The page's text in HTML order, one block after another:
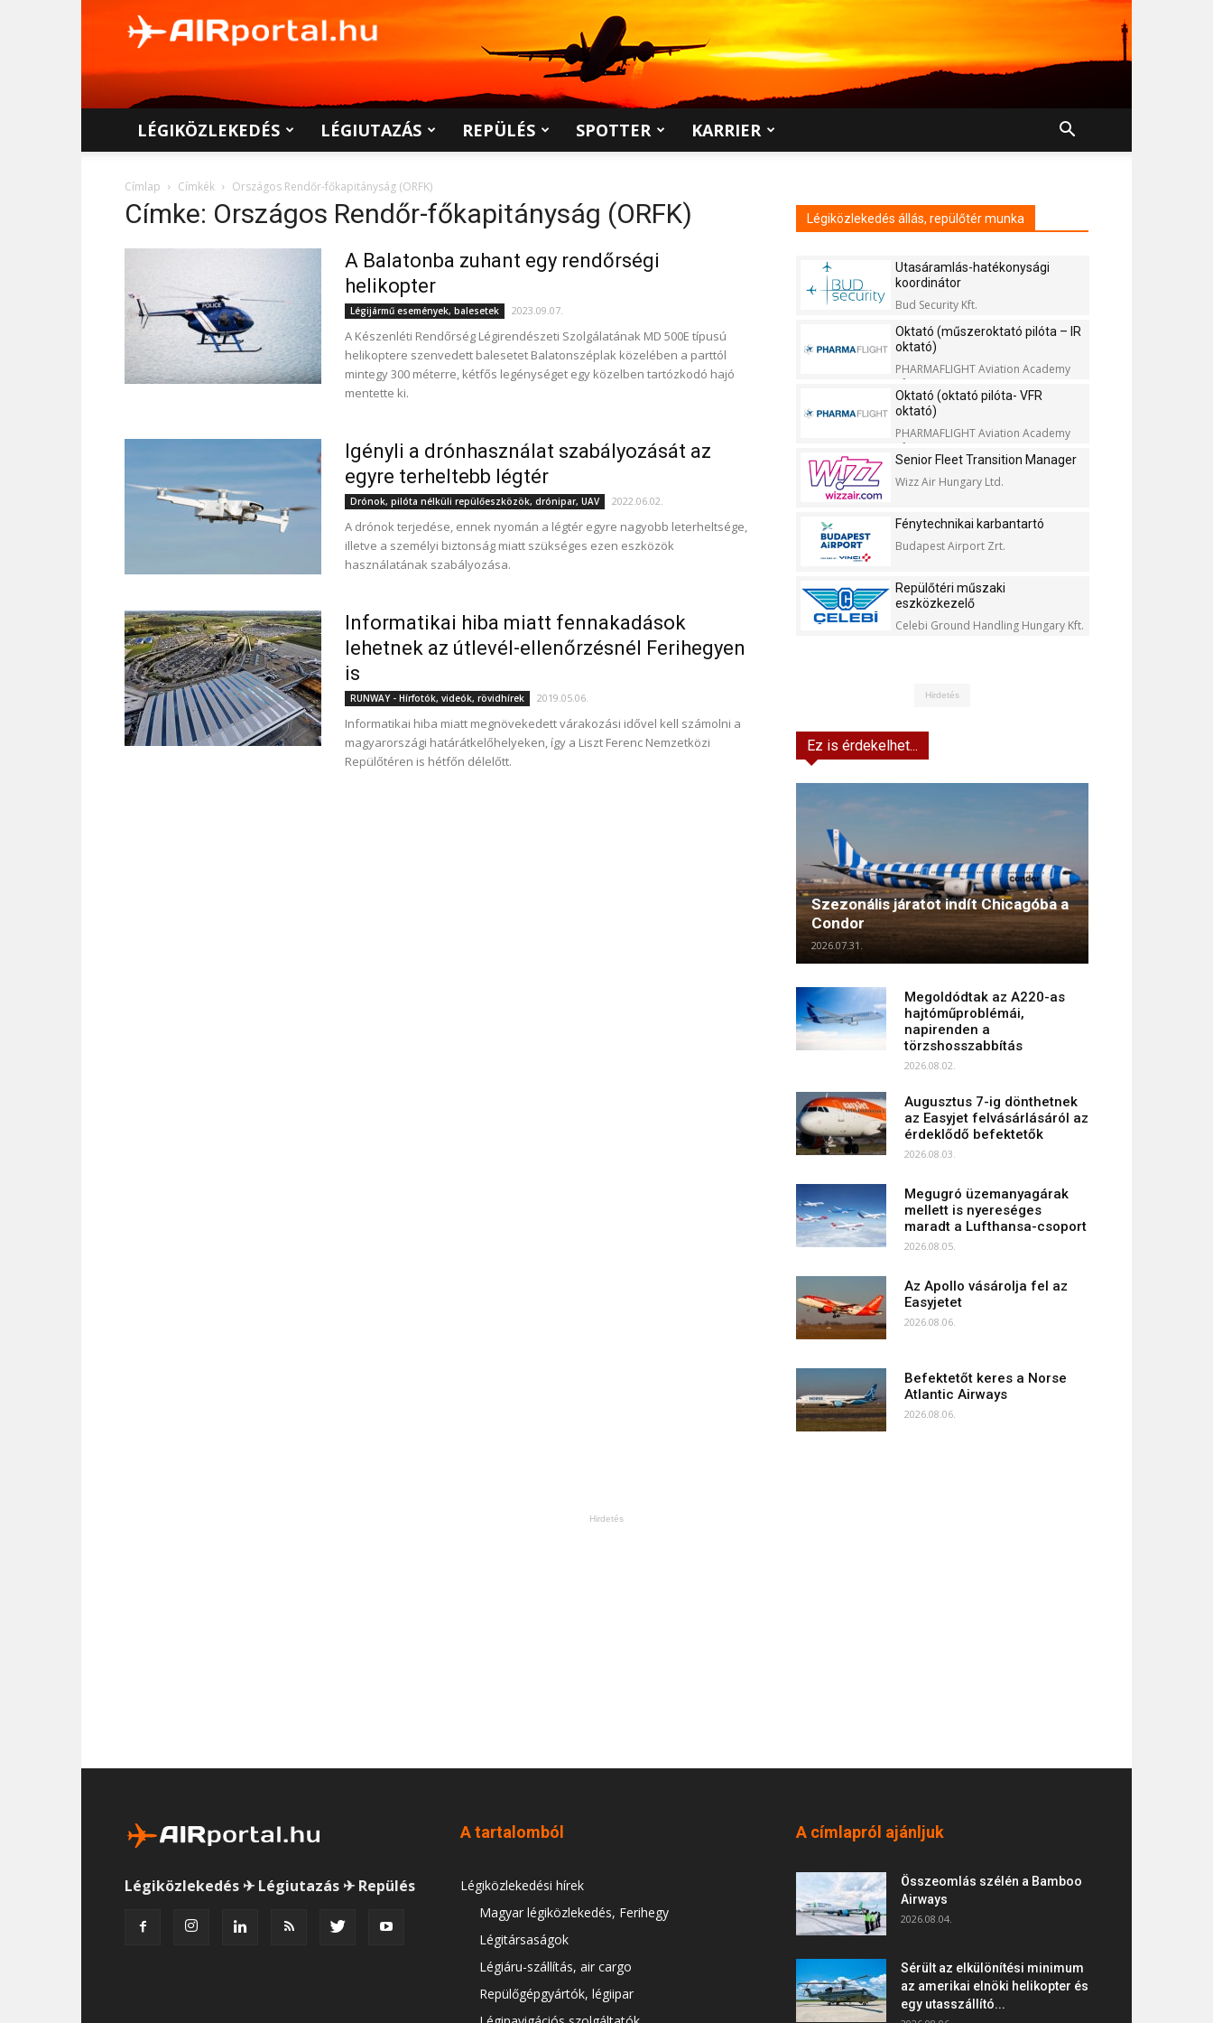
LÉGIKÖZLEKEDÉS LÉGIUTAZÁS REPÜLÉS SPOTTER KARRIER
Címlap Címkék Országos Rendőr-főkapitányság (ORFK)
Címke: Országos Rendőr-főkapitányság (ORFK)
A Balatonba zuhant egy rendőrségi
helikopter
Légijármű események, balesetek 2023.09.07.
A Készenléti Rendőrség Légirendészeti Szolgálatának MD 500E típusú
helikoptere szenvedett balesetet Balatonszéplak közelében a parttól
mintegy 300 méterre, kétfős legénységet egy közelben tartózkodó hajó
mentette ki.
Igényli a drónhasználat szabályozását az
egyre terheltebb légtér
Drónok, pilóta nélküli repülőeszközök, drónipar, UAV 2022.06.02.
A drónok terjedése, ennek nyomán a légtér egyre nagyobb leterheltsége,
illetve a személyi biztonság miatt szükséges ezen eszközök
használatának szabályozása.
Informatikai hiba miatt fennakadások
lehetnek az útlevél-ellenőrzésnél Ferihegyen
is
RUNWAY - Hírfotók, videók, rövidhírek 2019.05.06.
Informatikai hiba miatt megnövekedett várakozási idővel kell számolni a
magyarországi határátkelőhelyeken, így a Liszt Ferenc Nemzetközi
Repülőtéren is hétfőn délelőtt.
Légiközlekedés állás, repülőtér munka
Utasáramlás-hatékonysági
koordinátor
Bud Security Kft.
Oktató (műszeroktató pilóta – IR
oktató)
PHARMAFLIGHT Aviation Academy
Kft.
Oktató (oktató pilóta- VFR
oktató)
PHARMAFLIGHT Aviation Academy
Kft.
Senior Fleet Transition Manager
Wizz Air Hungary Ltd.
Fénytechnikai karbantartó
Budapest Airport Zrt.
Repülőtéri műszaki
eszközkezelő
Celebi Ground Handling Hungary Kft.
Hirdetés
Ez is érdekelhet...
Szezonális járatot indít Chicagóba a
Condor
2026.07.31.
Megoldódtak az A220-as
hajtóműproblémái,
napirenden a
törzshosszabbítás
2026.08.02.
Augusztus 7-ig dönthetnek
az Easyjet felvásárlásáról az
érdeklődő befektetők
2026.08.03.
Megugró üzemanyagárak
mellett is nyereséges
maradt a Lufthansa-csoport
2026.08.05.
Az Apollo vásárolja fel az
Easyjetet
2026.08.06.
Befektetőt keres a Norse
Atlantic Airways
2026.08.06.
Hirdetés
Légiközlekedés ✈ Légiutazás ✈ Repülés
A tartalomból
Légiközlekedési hírek
Magyar légiközlekedés, Ferihegy
Légitársaságok
Légiáru-szállítás, air cargo
Repülőgépgyártók, légiipar
A címlapról ajánljuk
Összeomlás szélén a Bamboo
Airways
2026.08.04.
Sérült az elkülönítési minimum
az amerikai elnöki helikopter és
egy utasszállító...